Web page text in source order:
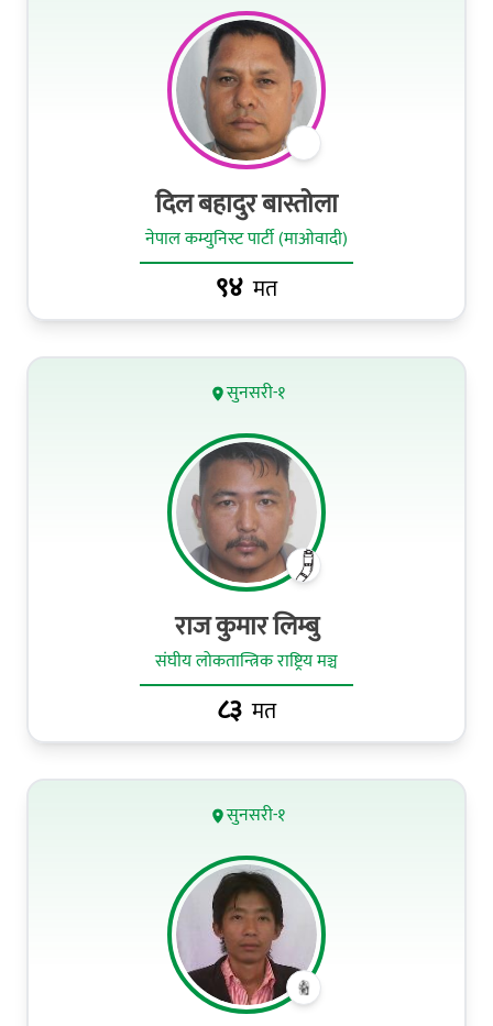
दिल बहादुर बास्तोला
नेपाल कम्युनिस्ट पार्टी (माओवादी)
९४ मत
सुनसरी-१
राज कुमार लिम्‍बु
संघीय लोकतान्त्रिक राष्ट्रिय मञ्च
८३ मत
सुनसरी-१